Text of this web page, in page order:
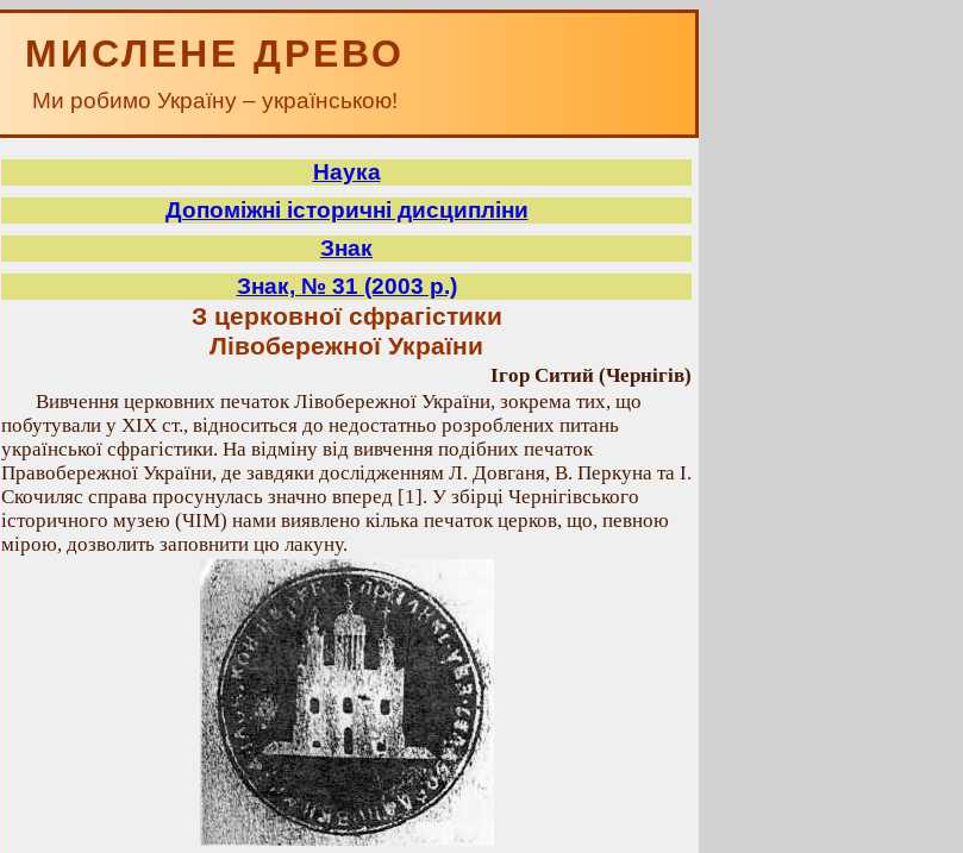
МИСЛЕНЕ ДРЕВО
Ми робимо Україну – українською!
Наука
Допоміжні історичні дисципліни
Знак
Знак, № 31 (2003 р.)
З церковної сфрагістики
Лівобережної України
Ігор Ситий (Чернігів)
Вивчення церковних печаток Лівобережної України, зокрема тих, що
побутували у XIX ст., відноситься до недостатньо розроблених питань
української сфрагістики. На відміну від вивчення подібних печаток
Правобережної України, де завдяки дослідженням Л. Довганя, В. Перкуна та І.
Скочиляс справа просунулась значно вперед [1]. У збірці Чернігівського
історичного музею (ЧІМ) нами виявлено кілька печаток церков, що, певною
мірою, дозволить заповнити цю лакуну.